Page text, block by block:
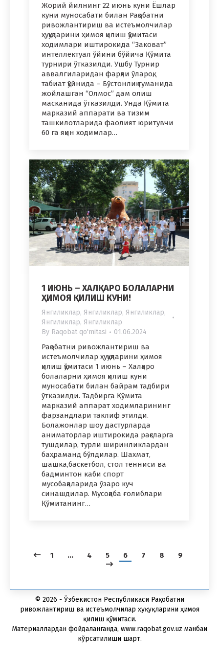
Жорий йилнинг 22 июнь куни Ёшлар
куни муносабати билан Рақобатни
ривожлантириш ва истеъмолчилар
ҳуқуқларини ҳимоя қилиш қўмитаси
ходимлари иштирокида “Заковат”
интеллектуал ўйини бўйича Қўмита
турнири ўтказилди. Ушбу Турнир
аввалгиларидан фарқли ўлароқ,
табиат қўйнида – Бўстонлиқ туманида
жойлашган “Олмос” дам олиш
масканида ўтказилди. Унда Қўмита
марказий аппарати ва тизим
ташкилотларида фаолият юритувчи
60 га яқин ходимлар…
1 ИЮНЬ – ХАЛҚАРО БОЛАЛАРНИ
ҲИМОЯ ҚИЛИШ КУНИ!
Янгиликлар, Янгиликлар, Янгиликлар,
Янгиликлар, Янгиликлар
By Raqobat qo'mitasi 01.06.2024
Рақобатни ривожлантириш ва
истеъмолчилар ҳуқуқларини ҳимоя
қилиш қўмитаси 1 июнь – Халқаро
болаларни ҳимоя қилиш куни
муносабати билан байрам тадбири
ўтказилди. Тадбирга Қўмита
марказий аппарат ходимларининг
фарзандлари таклиф этилди.
Болажонлар шоу дастурларда
аниматорлар иштирокида рақсларга
тушдилар, турли ширинликлардан
баҳраманд бўлдилар. Шахмат,
шашка,баскетбол, стол тенниси ва
бадминтон каби спорт
мусобақаларида ўзаро куч
синашдилар. Мусоқаба ғолиблари
Қўмитанинг…
1 … 4 5 6 7 8 9
© 2026 - Ўзбекистон Республикаси Рақобатни
ривожлантириш ва истеъмолчилар ҳуқуқларини ҳимоя
қилиш қўмитаси.
Материаллардан фойдаланганда, www.raqobat.gov.uz манбаи
кўрсатилиши шарт.